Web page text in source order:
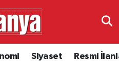
Siyaset Resmi